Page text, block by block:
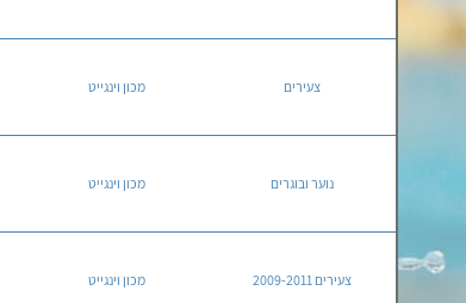
צעירים מכון וינגייט
נוער ובוגרים מכון וינגייט
צעירים 2009-2011 מכון וינגייט